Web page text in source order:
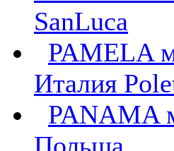
SanLuca
PAMELA
Италия
PANAMA